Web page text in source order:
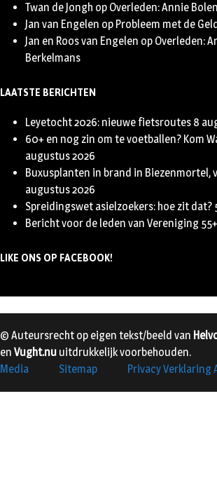
Twan de Jongh op Overleden: Annie
Jan van Engelen op Probleem met de
Jan en Roos van Engelen op Overleden:
Berkelmans
LAATSTE BERICHTEN
Leyetocht 2026: nieuwe fietsroutes 8
60+ en nog zin om te voetballen? Kom
augustus 2026
Buxusplanten in brand in Biezenmortel,
augustus 2026
Spreidingswet asielzoekers: hoe zit dat?
Bericht voor de leden van Vereniging 55+
LIKE ONS OP FACEBOOK!
© Auteursrecht op eigen tekst/beeld van
en Vught.nu uitdrukkelijk voorbehouden.
Media
Sitemap Privacy Verklaring